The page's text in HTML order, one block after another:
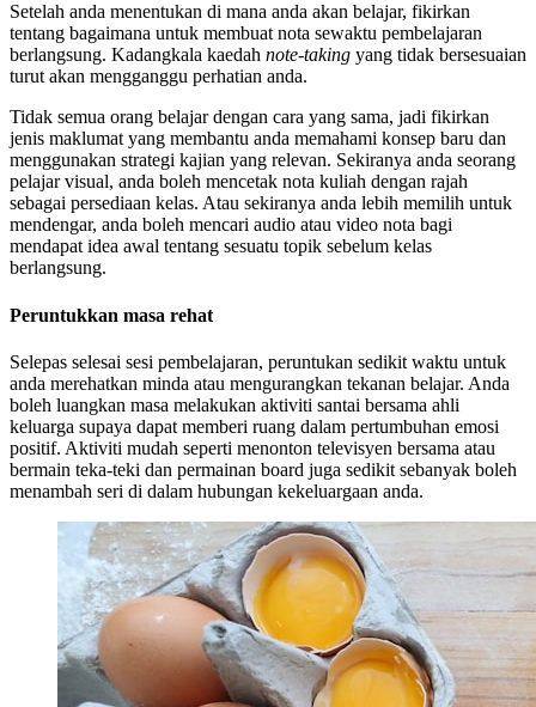
Setelah anda menentukan di mana anda akan belajar, fikirkan
tentang bagaimana untuk membuat nota sewaktu pembelajaran
berlangsung. Kadangkala kaedah note-taking yang tidak bersesuaian
turut akan mengganggu perhatian anda.
Tidak semua orang belajar dengan cara yang sama, jadi fikirkan
jenis maklumat yang membantu anda memahami konsep baru dan
menggunakan strategi kajian yang relevan. Sekiranya anda seorang
pelajar visual, anda boleh mencetak nota kuliah dengan rajah
sebagai persediaan kelas. Atau sekiranya anda lebih memilih untuk
mendengar, anda boleh mencari audio atau video nota bagi
mendapat idea awal tentang sesuatu topik sebelum kelas
berlangsung.
Peruntukkan masa rehat
Selepas selesai sesi pembelajaran, peruntukan sedikit waktu untuk
anda merehatkan minda atau mengurangkan tekanan belajar. Anda
boleh luangkan masa melakukan aktiviti santai bersama ahli
keluarga supaya dapat memberi ruang dalam pertumbuhan emosi
positif. Aktiviti mudah seperti menonton televisyen bersama atau
bermain teka-teki dan permainan board juga sedikit sebanyak boleh
menambah seri di dalam hubungan kekeluargaan anda.